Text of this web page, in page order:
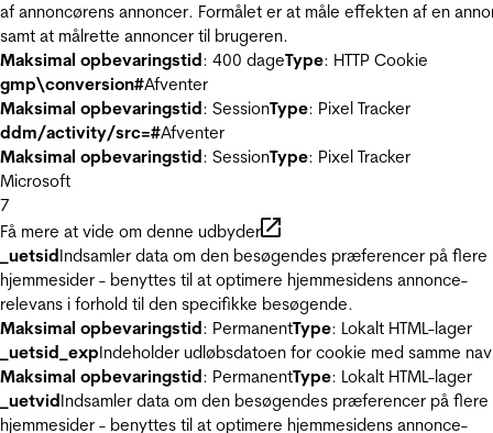
af annoncørens annoncer. Formålet er at måle effekten af en
samt at målrette annoncer til brugeren.
Maksimal opbevaringstid: 400 dageType: HTTP Cookie
gmp\conversion#Afventer
Maksimal opbevaringstid: SessionType: Pixel Tracker
ddm/activity/src=#Afventer
Maksimal opbevaringstid: SessionType: Pixel Tracker
Microsoft
7
Få mere at vide om denne udbyder
_uetsidIndsamler data om den besøgendes præferencer på flere
hjemmesider - benyttes til at optimere hjemmesidens annonce-
relevans i forhold til den specifikke besøgende.
Maksimal opbevaringstid: PermanentType: Lokalt HTML-lager
_uetsid_expIndeholder udløbsdatoen for cookie med samme
Maksimal opbevaringstid: PermanentType: Lokalt HTML-lager
_uetvidIndsamler data om den besøgendes præferencer på flere
hjemmesider - benyttes til at optimere hjemmesidens annonce-